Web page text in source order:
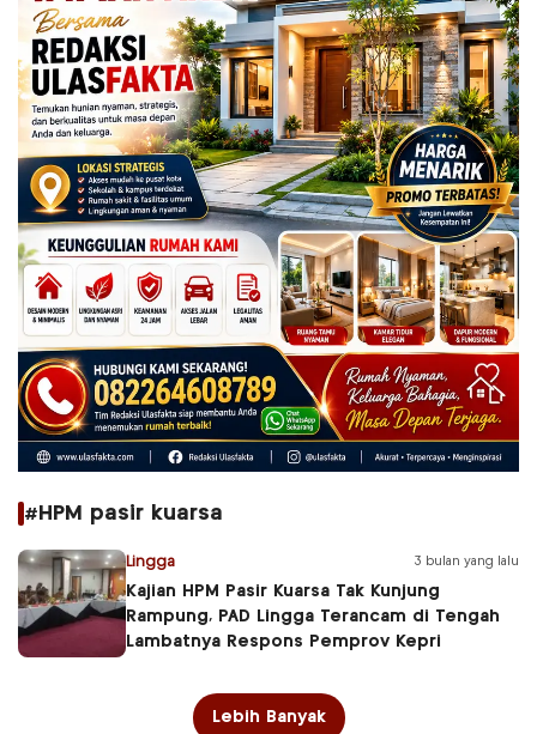
#HPM pasir kuarsa
Lingga 3 bulan yang lalu
Kajian HPM Pasir Kuarsa Tak Kunjung
Rampung, PAD Lingga Terancam di Tengah
Lambatnya Respons Pemprov Kepri
Lebih Banyak